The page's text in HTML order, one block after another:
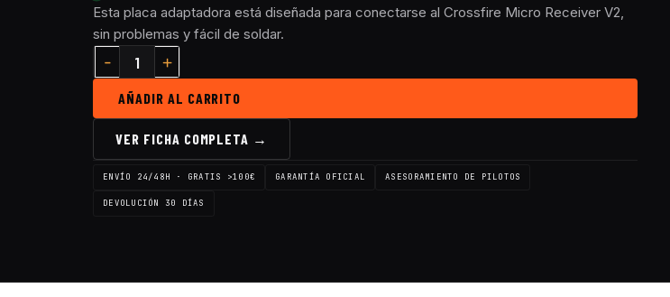
Esta placa adaptadora está diseñada para conectarse al Crossfire Micro Receiver V2,
sin problemas y fácil de soldar.
AÑADIR AL CARRITO
VER FICHA COMPLETA →
ENVÍO 24/48H · GRATIS >100€ GARANTÍA OFICIAL ASESORAMIENTO DE PILOTOS
DEVOLUCIÓN 30 DÍAS